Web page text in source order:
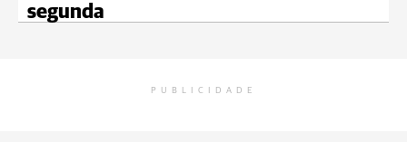
segunda
PUBLICIDADE